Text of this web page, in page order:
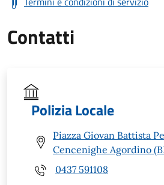
Contatti
Polizia Locale
Piazza Giovan Battista
Cencenighe Agordino
0437 591108